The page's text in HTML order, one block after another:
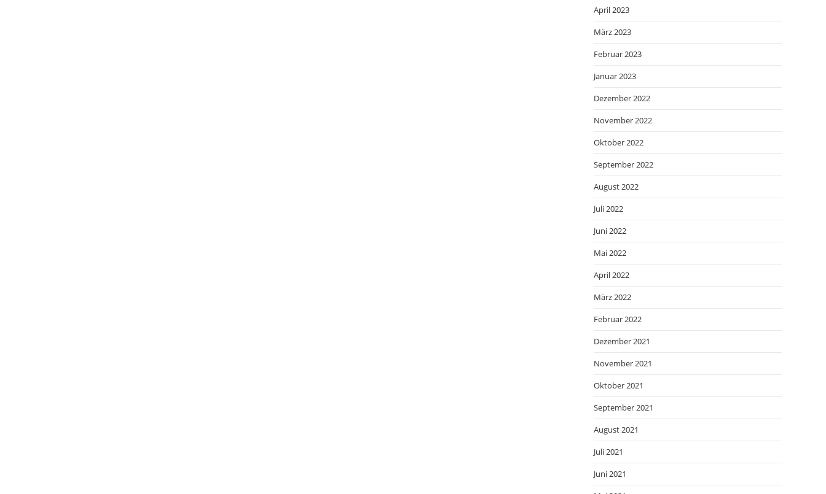
April 2023
März 2023
Februar 2023
Januar 2023
Dezember 2022
November 2022
Oktober 2022
September 2022
August 2022
Juli 2022
Juni 2022
Mai 2022
April 2022
März 2022
Februar 2022
Dezember 2021
November 2021
Oktober 2021
September 2021
August 2021
Juli 2021
Juni 2021